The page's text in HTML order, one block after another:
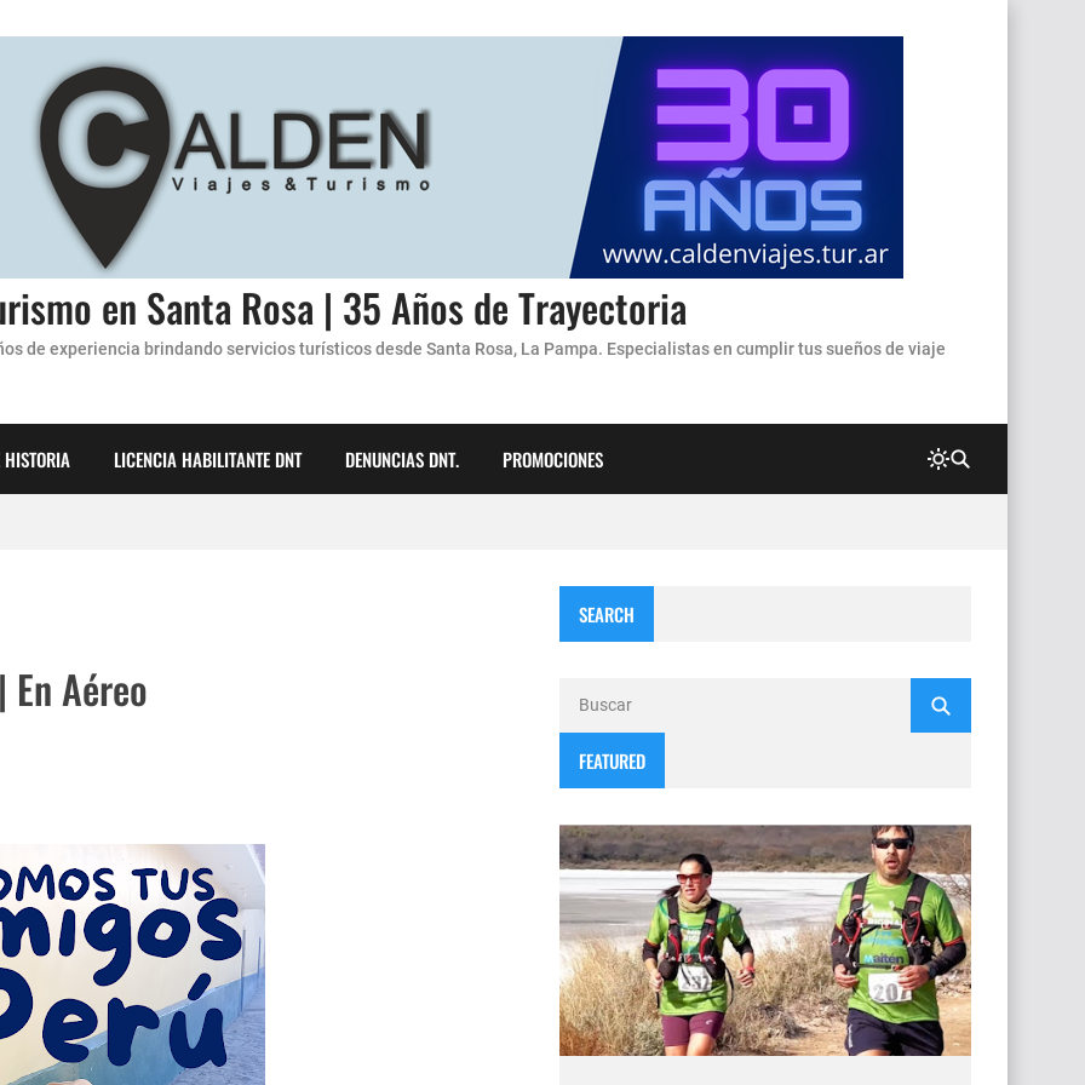
en Santa Rosa | 35 Años de Trayectoria
de experiencia brindando servicios turísticos desde Santa Rosa, La Pampa. Especialistas en cumplir tus sueños de viaje
HISTORIA LICENCIA HABILITANTE DNT DENUNCIAS DNT. PROMOCIONES
Tandil
Aéreo
SEARCH
FEATURED